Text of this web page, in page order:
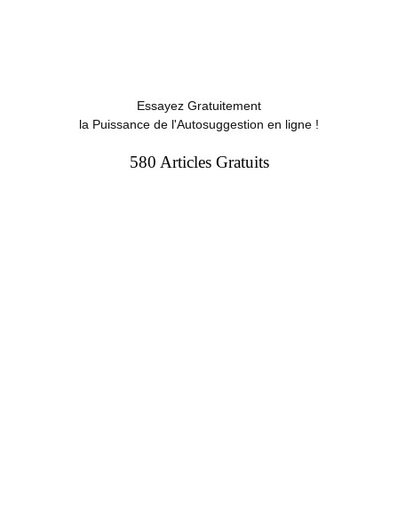
Essayez Gratuitement
la Puissance de l'Autosuggestion en ligne !
580 Articles Gratuits